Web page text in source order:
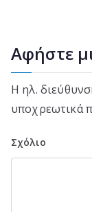
Αφήστε
Η ηλ.
υποχρεωτικά
Σχόλιο